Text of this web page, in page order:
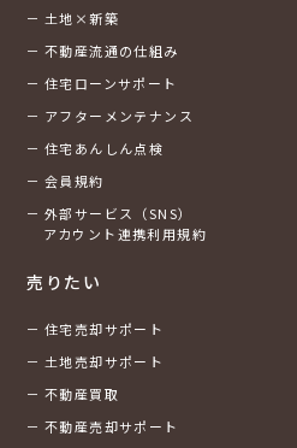
土地×新築
不動産流通の仕組み
住宅ローンサポート
アフターメンテナンス
住宅あんしん点検
会員規約
外部サービス（SNS）
アカウント連携利用規約
売りたい
住宅売却サポート
土地売却サポート
不動産買取
不動産売却サポート